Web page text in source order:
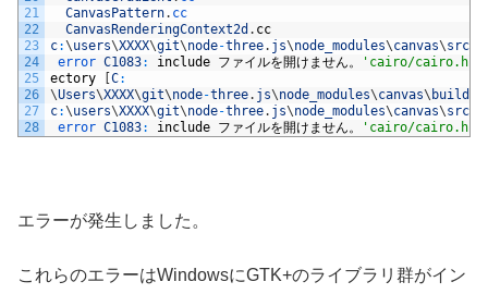
21
22
23
24
25
26
27
28
CanvasPattern. cc
CanvasRenderingContext2d . cc
c:\users\XXXX\git\node-three. js\node_modules\canvas\src
error C1083: include ファイルを開けません。 'cairo/cairo.h'
ectory
C:
\Users\XXXX\git\node-three. js\node_modules\canvas\ build
c:\users\XXXX\git\node-three. js\node_modules\canvas\src
error C1083: include ファイルを開けません。 'cairo/cairo.h'
エラーが発生しました。
これらのエラーはWindowsにGTK+のライブラリ群がイン